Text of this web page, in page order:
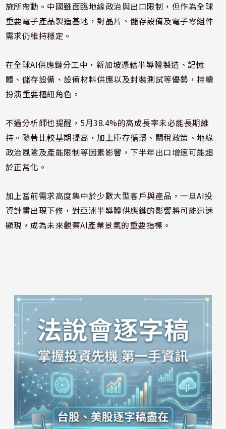
施所帶動。中國雖面臨地緣政治與出口限制，但作為全球
重要電子產品製造基地，對晶片、儲存設備及電子零組件
需求仍維持穩定。
在全球AI供應鏈分工中，新加坡憑藉半導體製造、記憶
體、儲存設備、設備材料供應以及封裝測試等優勢，持續
扮演重要樞紐角色。
不過分析師也提醒，5月38.4%的高成長率未必能長期維
持。隨著比較基期提高，加上庫存循環、關稅政策、地緣
政治風險及產能限制等因素影響，下半年出口增速可能趨
於正常化。
加上當前需求高度集中於少數大型客戶與產品，一旦AI投
資計畫出現下修，對亞洲半導體供應鏈的影響將可能迅速
顯現，成為未來觀察AI產業景氣的重要指標。